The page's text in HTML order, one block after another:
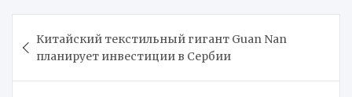
по
записям
Китайский текстильный гигант Guan Nan
планирует инвестиции в Сербии